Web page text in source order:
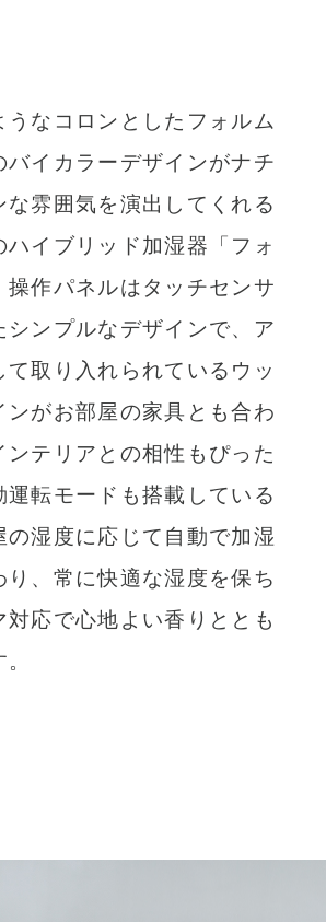
うなコロンとしたフォルム
バイカラーデザインがナチ
な雰囲気を演出してくれる
ハイブリッド加湿器「フォ
操作パネルはタッチセンサ
シンプルなデザインで、ア
て取り入れられているウッ
ンがお部屋の家具とも合わ
ンテリアとの相性もぴった
運転モードも搭載している
の湿度に応じて自動で加湿
り、常に快適な湿度を保ち
対応で心地よい香りととも